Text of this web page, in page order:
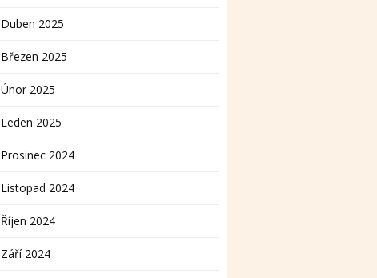
Duben 2025
Březen 2025
Únor 2025
Leden 2025
Prosinec 2024
Listopad 2024
Říjen 2024
Září 2024